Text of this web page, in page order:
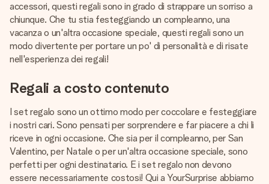
accessori, questi regali sono in grado di strappare un sorriso a
chiunque. Che tu stia festeggiando un compleanno, una
vacanza o un'altra occasione speciale, questi regali sono un
modo divertente per portare un po' di personalità e di risate
nell'esperienza dei regali!
Regali a costo contenuto
I set regalo sono un ottimo modo per coccolare e festeggiare
i nostri cari. Sono pensati per sorprendere e far piacere a chi li
riceve in ogni occasione. Che sia per il compleanno, per San
Valentino, per Natale o per un'altra occasione speciale, sono
perfetti per ogni destinatario. E i set regalo non devono
essere necessariamente costosi! Qui a YourSurprise abbiamo